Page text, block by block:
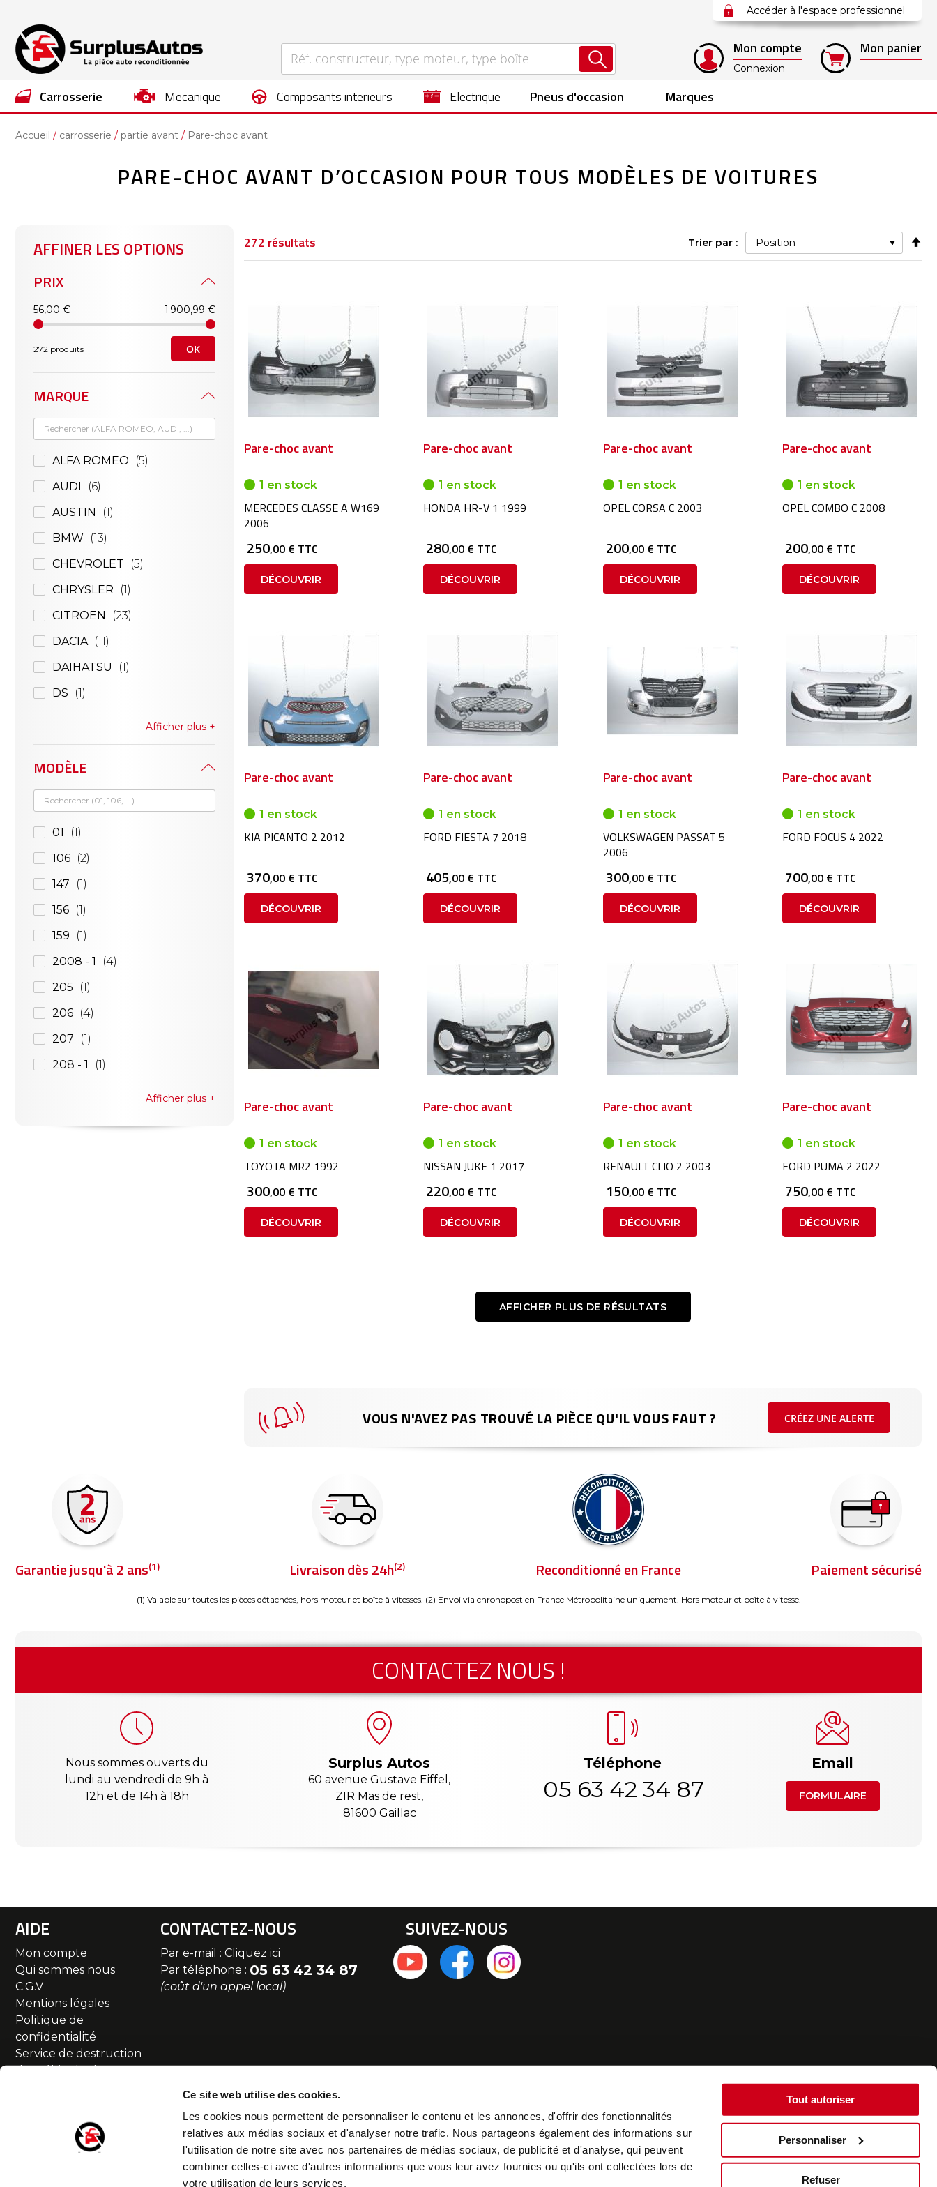
Ce site web utilise des cookies.
Les cookies nous permettent de personnaliser le contenu et les annonces, d'offrir des fonctionnalités
relatives aux médias sociaux et d'analyser notre trafic. Nous partageons également des informations sur
l'utilisation de notre site avec nos partenaires de médias sociaux, de publicité et d'analyse, qui peuvent
combiner celles-ci avec d'autres informations que vous leur avez fournies ou qu'ils ont collectées lors de
votre utilisation de leurs services.
Tout autoriser
Personnaliser
Refuser
Accéder à l'espace professionnel
Mon compte
Connexion
Mon panier
carrosserie mecanique composants interieurs electrique Pneus d'occasion Marques
Accueil carrosserie partie avant Pare-choc avant
PARE-CHOC AVANT D’OCCASION POUR TOUS MODÈLES DE VOITURES
272 résultats Trier par :
Pare-choc avant
1 en stock
MERCEDES CLASSE A W169
2006
250,00 € TTC
DÉCOUVRIR
Pare-choc avant
1 en stock
HONDA HR-V 1 1999
280,00 € TTC
DÉCOUVRIR
Pare-choc avant
1 en stock
OPEL CORSA C 2003
200,00 € TTC
DÉCOUVRIR
Pare-choc avant
1 en stock
OPEL COMBO C 2008
200,00 € TTC
DÉCOUVRIR
Pare-choc avant
1 en stock
KIA PICANTO 2 2012
370,00 € TTC
DÉCOUVRIR
Pare-choc avant
1 en stock
FORD FIESTA 7 2018
405,00 € TTC
DÉCOUVRIR
Pare-choc avant
1 en stock
VOLKSWAGEN PASSAT 5
2006
300,00 € TTC
DÉCOUVRIR
Pare-choc avant
1 en stock
FORD FOCUS 4 2022
700,00 € TTC
DÉCOUVRIR
Pare-choc avant
1 en stock
TOYOTA MR2 1992
300,00 € TTC
DÉCOUVRIR
Pare-choc avant
1 en stock
NISSAN JUKE 1 2017
220,00 € TTC
DÉCOUVRIR
Pare-choc avant
1 en stock
RENAULT CLIO 2 2003
150,00 € TTC
DÉCOUVRIR
Pare-choc avant
1 en stock
FORD PUMA 2 2022
750,00 € TTC
DÉCOUVRIR
AFFICHER PLUS DE RÉSULTATS
VOUS N'AVEZ PAS TROUVÉ LA PIÈCE QU'IL VOUS FAUT ? CRÉEZ UNE ALERTE
AFFINER LES OPTIONS
PRIX
56,00 € 1 900,99 €
272 produits OK
MARQUE
ALFA ROMEO
5
AUDI
6
AUSTIN
1
BMW
13
CHEVROLET
5
CHRYSLER
1
CITROEN
23
DACIA
11
DAIHATSU
1
DS
1
Afficher plus
MODÈLE
01
1
106
2
147
1
156
1
159
1
2008 - 1
4
205
1
206
4
207
1
208 - 1
1
Afficher plus
Garantie jusqu'à 2 ans(1) Livraison dès 24h(2) Reconditionné en France Paiement sécurisé
(1) Valable sur toutes les pièces détachées, hors moteur et boîte à vitesses. (2) Envoi via chronopost en France Métropolitaine uniquement. Hors moteur et boîte à vitesse.
CONTACTEZ NOUS !
Nous sommes ouverts du
lundi au vendredi de 9h à
12h et de 14h à 18h
Surplus Autos
60 avenue Gustave Eiffel,
ZIR Mas de rest,
81600 Gaillac
Téléphone
05 63 42 34 87
Email
FORMULAIRE
AIDE
Mon compte
Qui sommes nous
C.G.V
Mentions légales
Politique de
confidentialité
Service de destruction
des véhicules hors
SAV et Retour
Partenaires
Accessibilité numérique
CONTACTEZ-NOUS
Par e-mail : Cliquez ici
Par téléphone : 05 63 42 34 87
(coût d'un appel local)
SUIVEZ-NOUS
©2022 - SurplusAuto - Réalisation : datasolution.fr